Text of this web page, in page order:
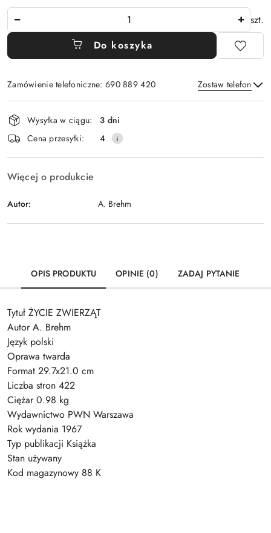
szt.
Do koszyka
Zamówienie telefoniczne: 690 889 420 Zostaw telefon
Wyślij
Dostępność
i
dostawa
Wysyłka w ciągu:
3 dni
Cena przesyłki:
4
Więcej o produkcie
Autor: A. Brehm
OPIS PRODUKTU OPINIE (0) ZADAJ PYTANIE
Tytuł ŻYCIE ZWIERZĄT
Autor A. Brehm
Język polski
Oprawa twarda
Format 29.7x21.0 cm
Liczba stron 422
Ciężar 0.98 kg
Wydawnictwo PWN Warszawa
Rok wydania 1967
Typ publikacji Książka
Stan używany
Kod magazynowy 88 K